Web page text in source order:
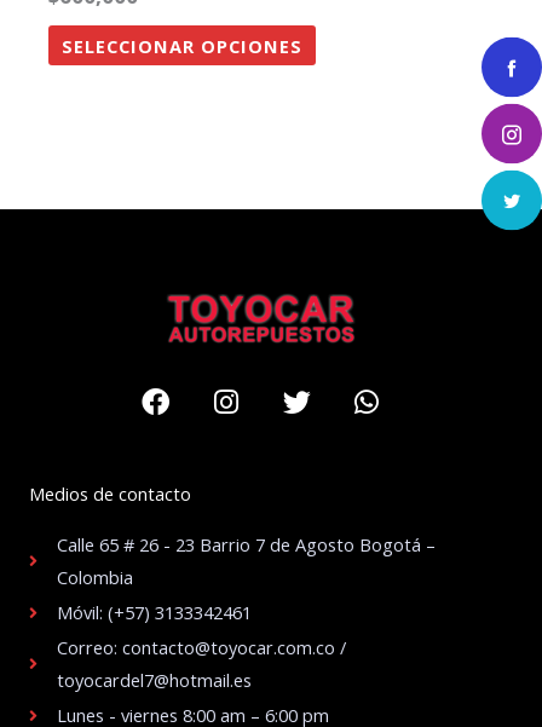
SELECCIONAR OPCIONES
FacebookInstagram
TwitterWhatsapp
Medios de contacto
Calle 65 # 26 - 23 Barrio 7 de Agosto Bogotá –
Colombia
Móvil: (+57) 3133342461
Correo: contacto@toyocar.com.co /
toyocardel7@hotmail.es
Lunes - viernes 8:00 am – 6:00 pm